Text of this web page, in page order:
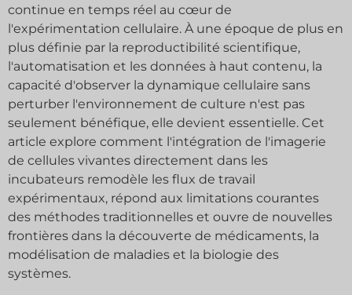
continue en temps réel au cœur de
l'expérimentation cellulaire. À une époque de plus en
plus définie par la reproductibilité scientifique,
l'automatisation et les données à haut contenu, la
capacité d'observer la dynamique cellulaire sans
perturber l'environnement de culture n'est pas
seulement bénéfique, elle devient essentielle. Cet
article explore comment l'intégration de l'imagerie
de cellules vivantes directement dans les
incubateurs remodèle les flux de travail
expérimentaux, répond aux limitations courantes
des méthodes traditionnelles et ouvre de nouvelles
frontières dans la découverte de médicaments, la
modélisation de maladies et la biologie des
systèmes.